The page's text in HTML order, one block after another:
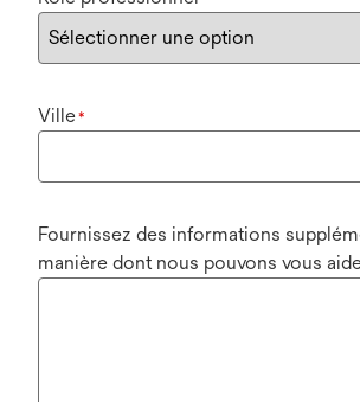
Ville*
Fournissez des informations
manière dont nous pouvons vous